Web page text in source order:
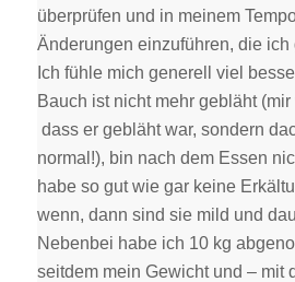
überprüfen und in meinem
Änderungen einzuführen, die ich
Ich fühle mich generell viel
Bauch ist nicht mehr gebläht
dass er gebläht war, sondern
normal!), bin nach dem Essen
habe so gut wie gar keine
wenn, dann sind sie mild und
Nebenbei habe ich 10 kg
seitdem mein Gewicht und – mit